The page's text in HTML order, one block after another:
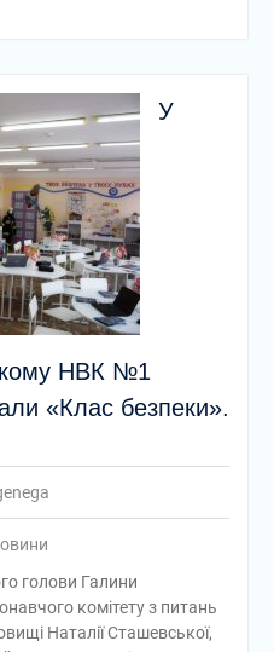
У
НВК №1
«Клас безпеки».
голови Галини
комітету з питань
Наталії Сташевської,